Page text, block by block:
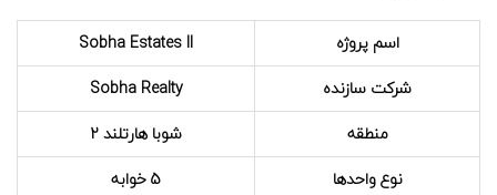
اسم پروژه
Sobha Estates II
شرکت سازنده
Sobha Realty
منطقه
شوبا هارتلند 2
نوع واحدها
5 خوابه